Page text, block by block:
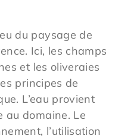
du paysage de
Ici, les champs
et les oliveraies
principes de
L’eau provient
au domaine. Le
l’utilisation